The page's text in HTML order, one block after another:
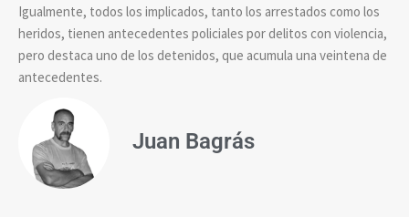
Igualmente, todos los implicados, tanto los arrestados como los
heridos, tienen antecedentes policiales por delitos con violencia,
pero destaca uno de los detenidos, que acumula una veintena de
antecedentes.
Juan Bagrás